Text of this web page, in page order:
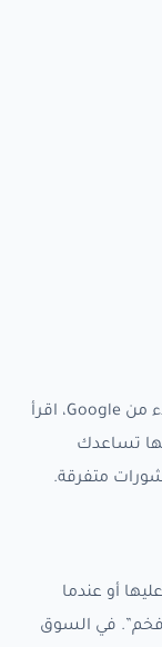
لو كان متجرك يعتمد على المحتوى لجذب العملاء من Google، اقرأ
تساعدك
متفرقة.
أو عندما
في السوق